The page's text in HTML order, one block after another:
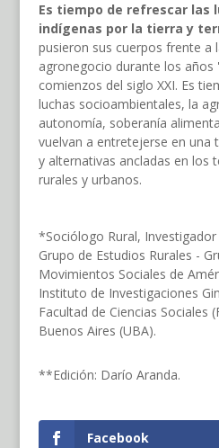
Es tiempo de refrescar las
indígenas por la tierra y
pusieron sus cuerpos frente a
agronegocio durante los años
comienzos del siglo XXI. Es
luchas socioambientales, la
autonomía, soberanía
vuelvan a entretejerse en una
y alternativas ancladas en los
rurales y urbanos.
*Sociólogo Rural,
Grupo de Estudios Rurales -
Movimientos Sociales de
Instituto de Investigaciones
Facultad de Ciencias Sociales
Buenos Aires (UBA).
**Edición: Darío Aranda.
Facebook